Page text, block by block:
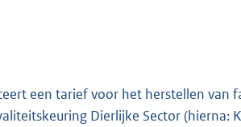
een tarief voor het herstellen van
Dierlijke Sector (hierna: